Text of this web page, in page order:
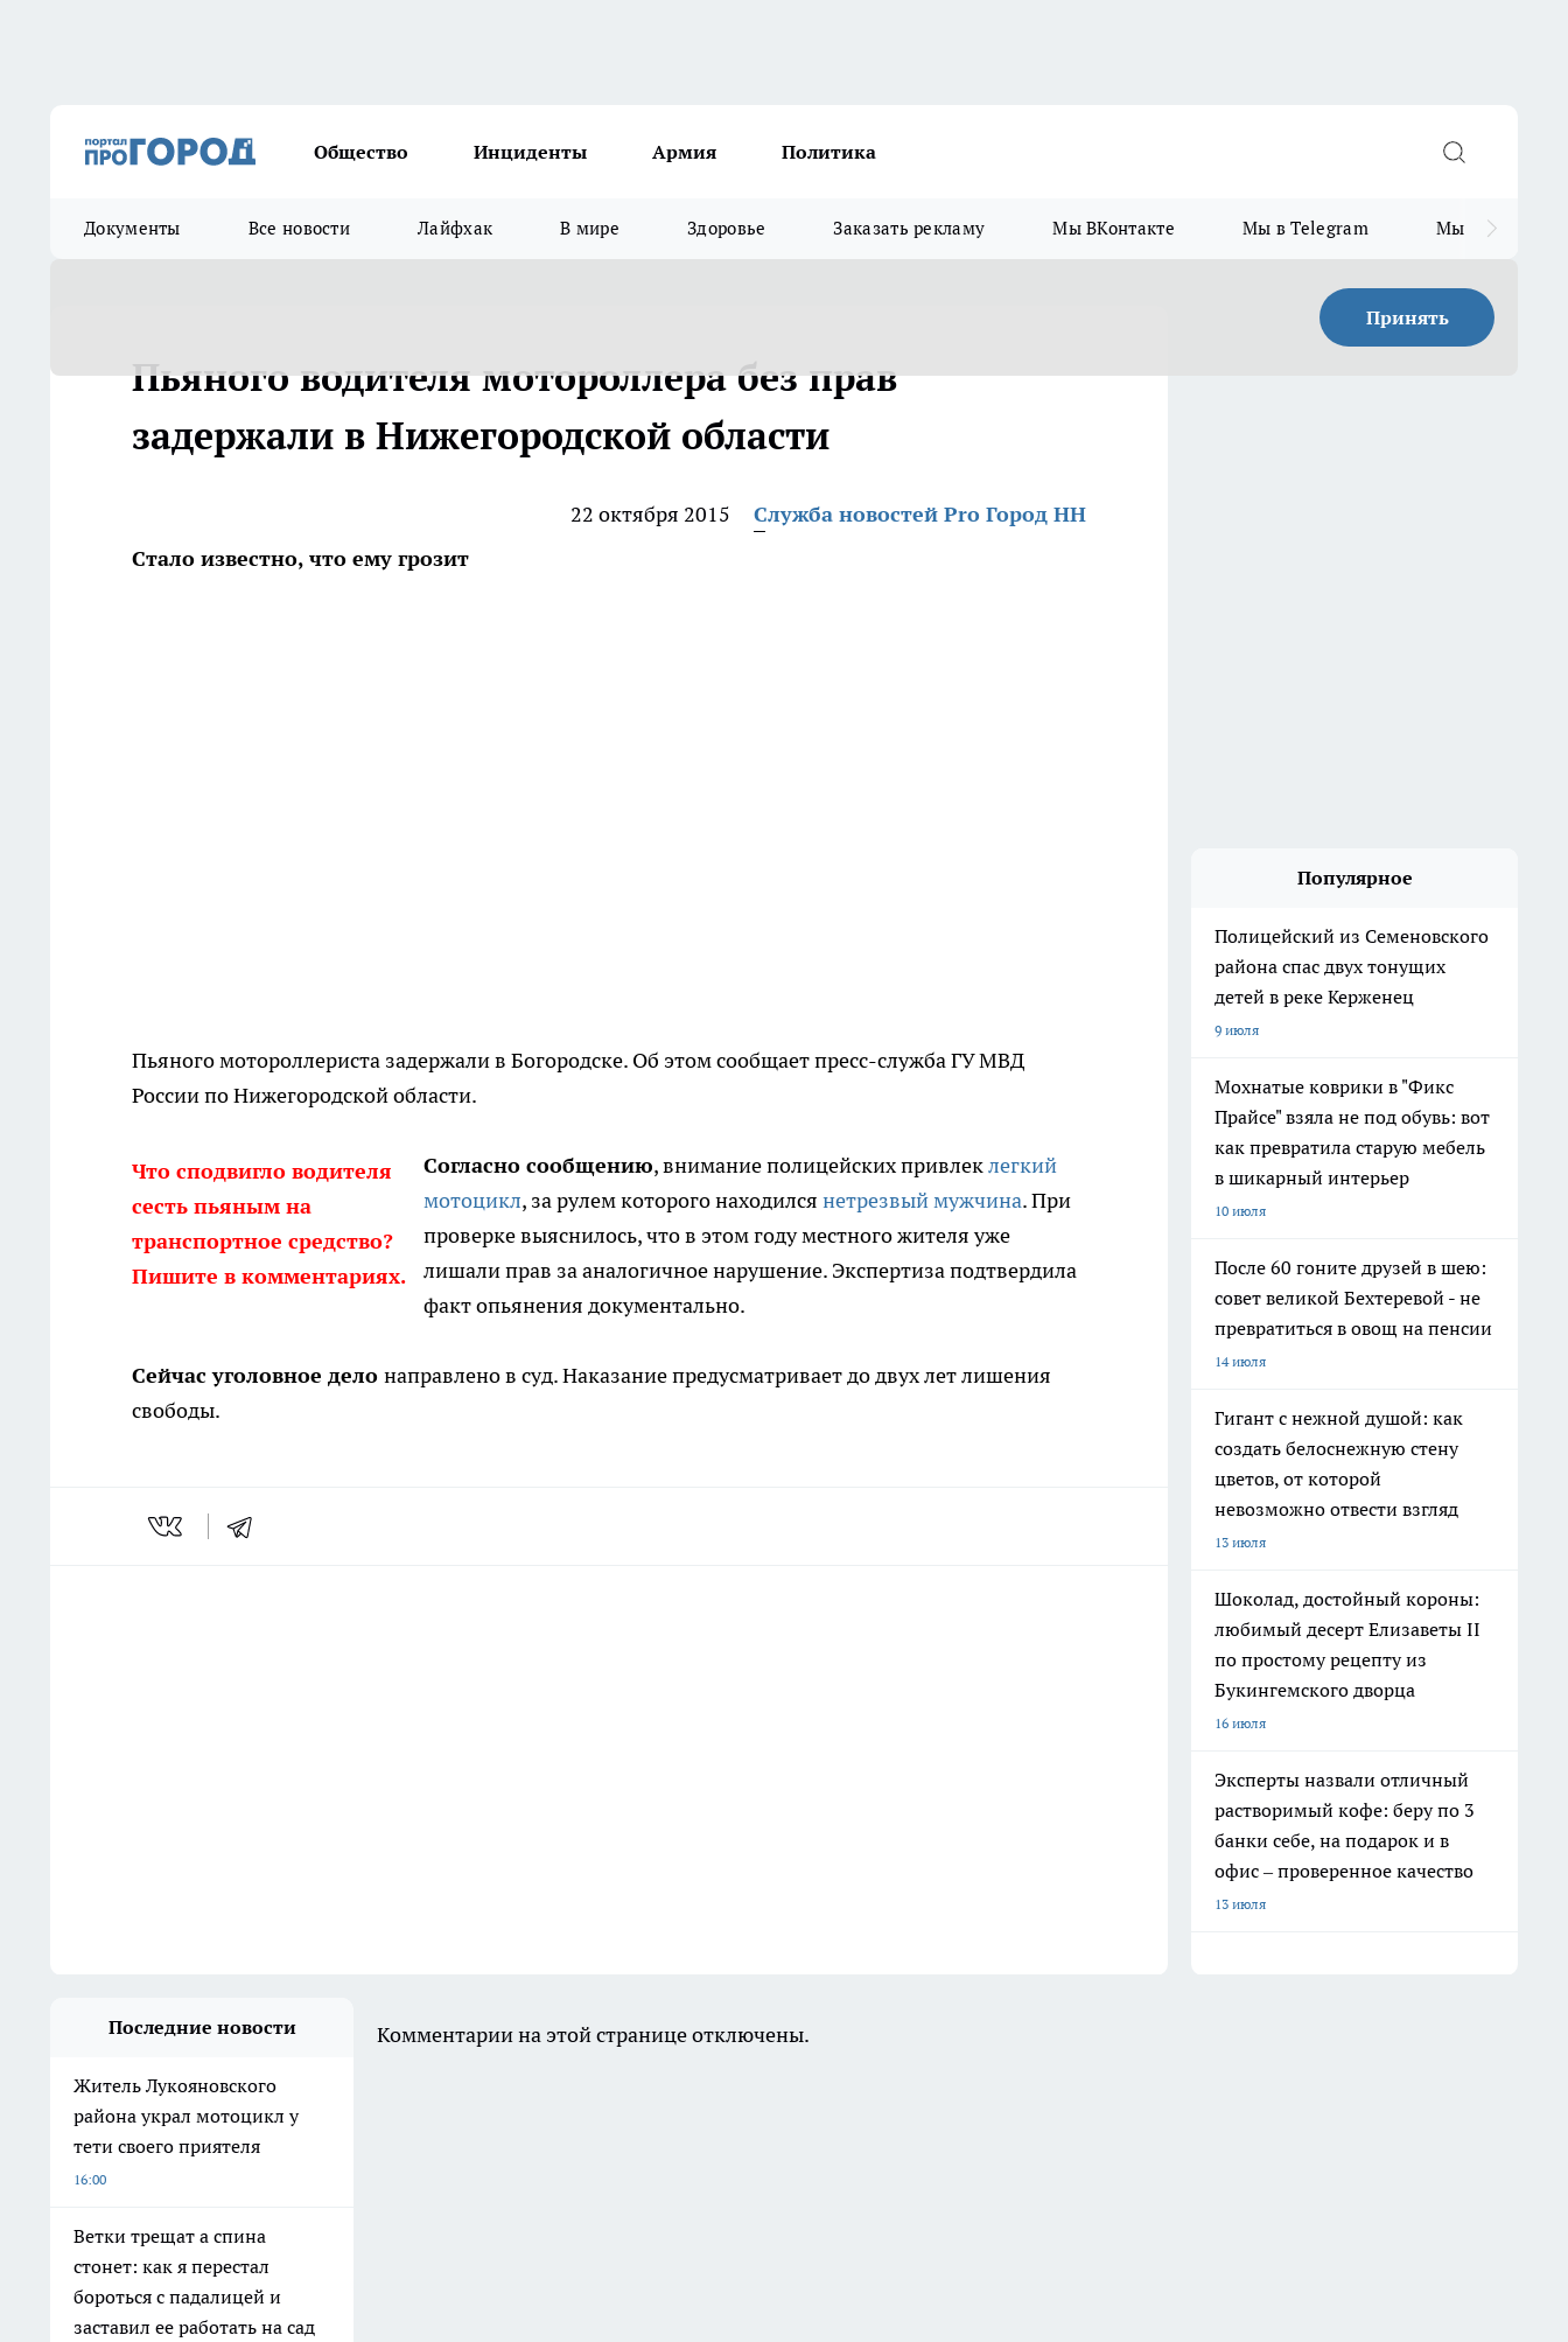
Общество Инциденты Армия Политика
Документы Все новости Лайфхак В мире Здоровье Заказать рекламу Мы ВКонтакте Мы в Telegram Мы в MAX
Принять
Пьяного водителя мотороллера без прав
задержали в Нижегородской области
22 октября 2015
Служба новостей Pro Город НН
Стало известно, что ему грозит
Пьяного мотороллериста задержали в Богородске. Об этом сообщает пресс-служба ГУ МВД
России по Нижегородской области.
Что сподвигло водителя
сесть пьяным на
транспортное средство?
Пишите в комментариях.
Согласно сообщению, внимание полицейских привлеклегкий
мотоцикл, за рулем которого находился нетрезвый мужчина. При
проверке выяснилось, что в этом году местного жителя уже
лишали прав за аналогичное нарушение. Экспертиза подтвердила
факт опьянения документально.
Сейчас уголовное дело направлено в суд. Наказание предусматривает до двух лет лишения
свободы.
Популярное
Полицейский из Семеновского
района спас двух тонущих
детей в реке Керженец
9 июля
Мохнатые коврики в "Фикс
Прайсе" взяла не под обувь: вот
как превратила старую мебель
в шикарный интерьер
10 июля
После 60 гоните друзей в шею:
совет великой Бехтеревой - не
превратиться в овощ на пенсии
14 июля
Гигант с нежной душой: как
создать белоснежную стену
цветов, от которой
невозможно отвести взгляд
13 июля
Шоколад, достойный короны:
любимый десерт Елизаветы II
по простому рецепту из
Букингемского дворца
16 июля
Эксперты назвали отличный
растворимый кофе: беру по 3
банки себе, на подарок и в
офис – проверенное качество
13 июля
Последние новости
Житель Лукояновского
района украл мотоцикл у
тети своего приятеля
16:00
Ветки трещат а спина
стонет: как я перестал
бороться с падалицей и
заставил ее работать на сад
Комментарии на этой странице отключены.